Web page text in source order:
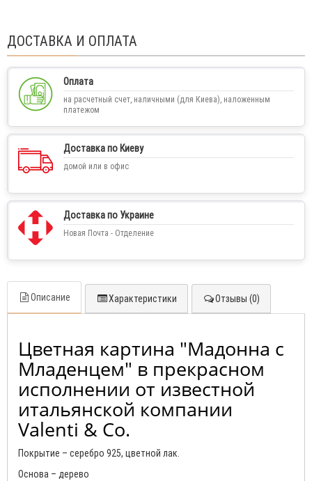
ДОСТАВКА И ОПЛАТА
Оплата
на расчетный счет, наличными (для Киева), наложенным
платежом
Доставка по Киеву
домой или в офис
Доставка по Украине
Новая Почта - Отделение
Описание Характеристики Отзывы (0)
Цветная картина "Мадонна с
Младенцем" в прекрасном
исполнении от известной
итальянской компании
Valenti & Co.
Покрытие – серебро 925, цветной лак.
Основа – дерево